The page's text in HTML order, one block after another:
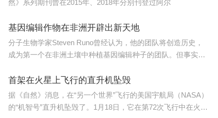
然》系列期刊曾在2015年、2018年分别刊登过阿尔
基因编辑作物在非洲开辟出新天地
分子生物学家Steven Runo曾经认为，他的团队将创造历史，
成为第一个在非洲土壤中种植基因编辑种子的团队。但事实证
首架在火星上飞行的直升机坠毁
据《自然》消息，在“另一个世界”飞行的美国宇航局（NASA）
的“机智号”直升机坠毁了。1月18日，它在第72次飞行中在火星